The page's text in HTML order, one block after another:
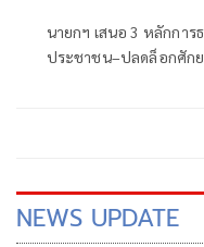
นายกฯ เสนอ 3 หลักการ
ประชาชน–ปลดล็อกศักย
NEWS UPDATE